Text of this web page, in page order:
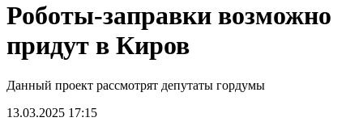
Роботы-заправки возможно
придут в Киров
Данный проект рассмотрят депутаты гордумы
13.03.2025 17:15